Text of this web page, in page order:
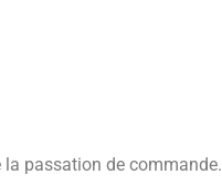
passation de commande.